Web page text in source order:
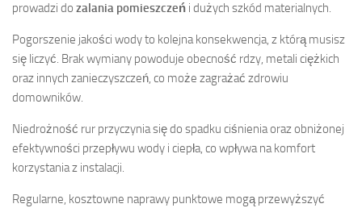
prowadzi do zalania pomieszczeń i dużych szkód materialnych.
Pogorszenie jakości wody to kolejna konsekwencja, z którą musisz
się liczyć. Brak wymiany powoduje obecność rdzy, metali ciężkich
oraz innych zanieczyszczeń, co może zagrażać zdrowiu
domowników.
Niedrożność rur przyczynia się do spadku ciśnienia oraz obniżonej
efektywności przepływu wody i ciepła, co wpływa na komfort
korzystania z instalacji.
Regularne, kosztowne naprawy punktowe mogą przewyższyć